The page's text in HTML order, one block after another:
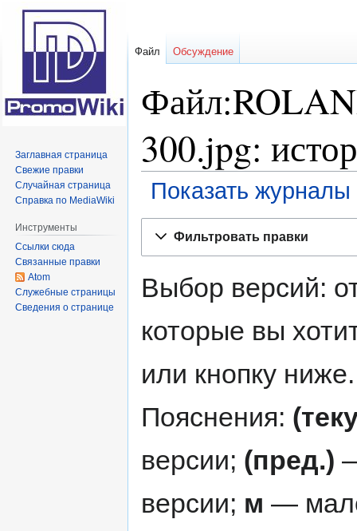
300.jpg:
Показать
Фильтровать правки
Выбор версий:
которые вы
или кнопку ниже.
Пояснения:
версии; (пред.)
версии; м —
Файл Обсуждение
Заглавная страница
Свежие правки
Случайная страница
Справка по MediaWiki
Инструменты
Ссылки сюда
Связанные правки
Atom
Служебные страницы
Сведения о странице